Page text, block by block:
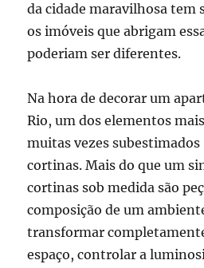
da cidade maravilhosa tem
os imóveis que abrigam
poderiam ser diferentes.
Na hora de decorar um
Rio, um dos elementos
muitas vezes
cortinas. Mais do que um
cortinas sob medida são
composição de um
transformar
espaço, controlar a